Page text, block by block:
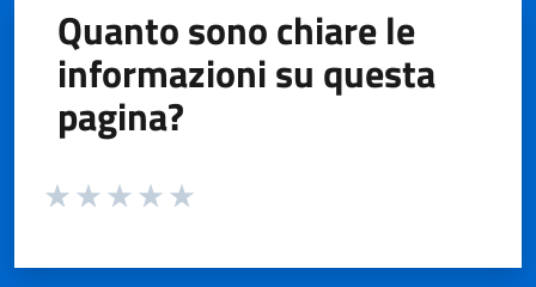
Quanto sono chiare le
informazioni su questa
pagina?
Valuta da 1 a 5 stelle la pagina